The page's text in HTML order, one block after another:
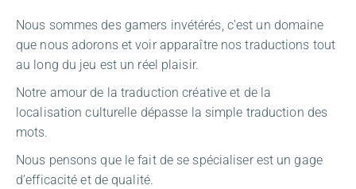
Nous sommes des gamers invétérés, c’est un domaine
que nous adorons et voir apparaître nos traductions tout
au long du jeu est un réel plaisir.
Notre amour de la traduction créative et de la
localisation culturelle dépasse la simple traduction des
mots.
Nous pensons que le fait de se spécialiser est un gage
d’efficacité et de qualité.